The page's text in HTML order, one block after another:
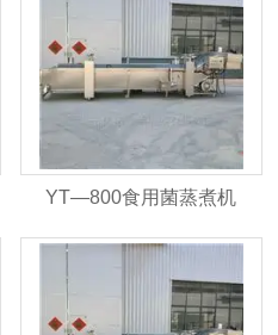
YT—800食用菌蒸煮机